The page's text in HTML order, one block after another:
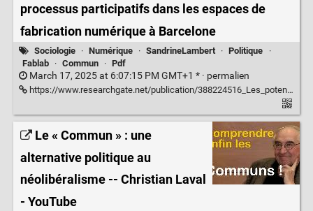
processus participatifs dans les espaces de
fabrication numérique à Barcelone
Sociologie · Numérique · SandrineLambert · Politique
·
Fablab
· Commun · Pdf
March 17, 2025 at 6:07:15 PM GMT+1 * · permalien
https://www.researchgate.net/publication/388224516_Les_potentialites_sociopolitiques_des_processus_participatifs_dans_les_espaces_de_fabrication_numerique_a_Barcelone
Le « Commun » : une
alternative politique au
néolibéralisme -- Christian Laval
- YouTube